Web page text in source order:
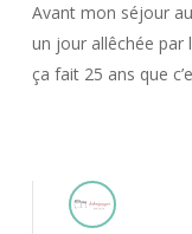
Avant mon séjour
un jour allêchée par
ça fait 25 ans que